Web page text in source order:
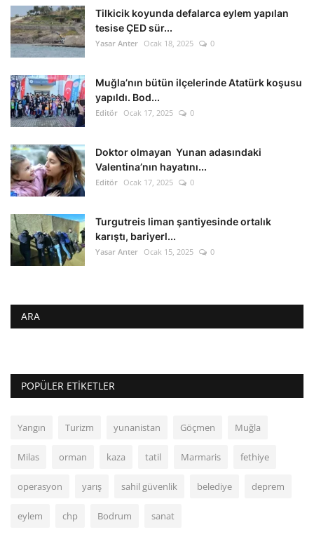
Tilkicik koyunda defalarca eylem yapılan
tesise ÇED sür...
Yasar Anter Ocak 18, 2025 0
Muğla’nın bütün ilçelerinde Atatürk koşusu
yapıldı. Bod...
Editör Ocak 17, 2025 0
Doktor olmayan Yunan adasındaki
Valentina’nın hayatını...
Editör Ocak 17, 2025 0
Turgutreis liman şantiyesinde ortalık
karıştı, bariyerl...
Yasar Anter Ocak 15, 2025 0
ARA
POPÜLER ETIKETLER
Yangın Turizm yunanistan Göçmen Muğla
Milas orman kaza tatil Marmaris fethiye
operasyon yarış sahil güvenlik belediye deprem
eylem chp Bodrum sanat